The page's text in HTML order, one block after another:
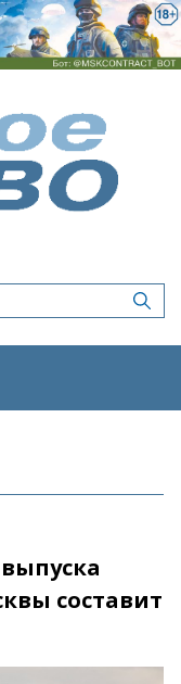
составит